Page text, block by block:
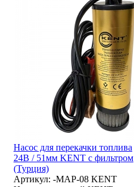
Насос для перекачки топлива
24В / 51мм KENT с фильтром
(Турция)
Артикул: -MAP-08 KENT